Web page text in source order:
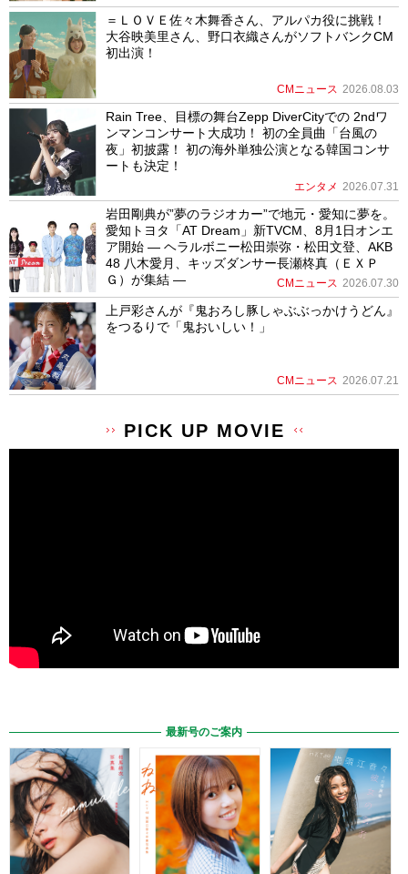
＝ＬＯＶＥ佐々木舞香さん、アルパカ役に挑戦！
大谷映美里さん、野口衣織さんがソフトバンクCM
初出演！
CMニュース 2026.08.03
Rain Tree、目標の舞台Zepp DiverCityでの 2ndワ
ンマンコンサート大成功！ 初の全員曲「台風の
夜」初披露！ 初の海外単独公演となる韓国コンサ
ートも決定！
エンタメ 2026.07.31
岩田剛典が”夢のラジオカー”で地元・愛知に夢を。
愛知トヨタ「AT Dream」新TVCM、8月1日オンエ
ア開始 ― ヘラルボニー松田崇弥・松田文登、AKB
48 八木愛月、キッズダンサー長瀬柊真（ＥＸＰ
Ｇ）が集結 ―
CMニュース 2026.07.30
上戸彩さんが『鬼おろし豚しゃぶぶっかけうどん』
をつるりで「鬼おいしい！」
CMニュース 2026.07.21
PICK UP MOVIE
最新号のご案内